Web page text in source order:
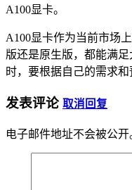
A100显卡。
A100显卡作为当前市场
版还是原生版，都能满
时，要根据自己的需求
发表评论 取消回复
电子邮件地址不会被公开